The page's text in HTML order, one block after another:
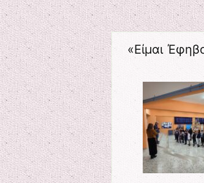
«Είμαι